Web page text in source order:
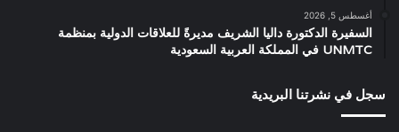
أغسطس 5, 2026
السفيرة الدكتورة داليا الشريف مديرةً للعلاقات الدولية بمنظمة
UNMTC في المملكة العربية السعودية
سجل في نشرتنا البريدية